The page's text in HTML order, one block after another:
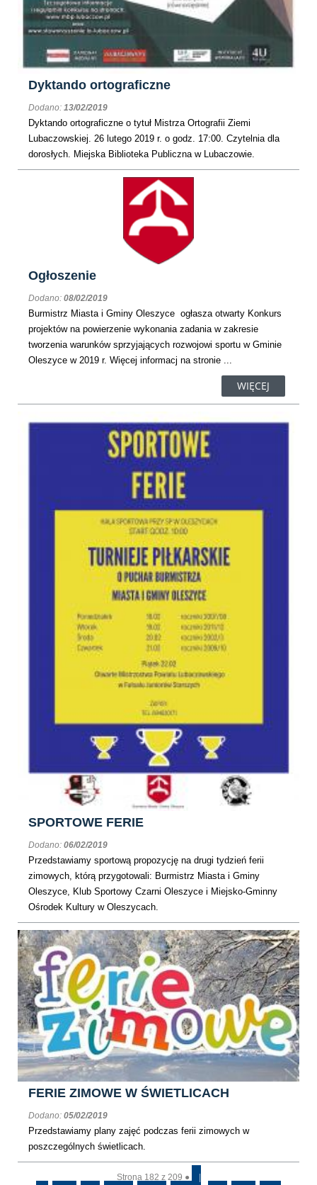
Dyktando ortograficzne
Dodano: 13/02/2019
Dyktando ortograficzne o tytuł Mistrza Ortografii Ziemi
Lubaczowskiej. 26 lutego 2019 r. o godz. 17:00. Czytelnia dla
dorosłych. Miejska Biblioteka Publiczna w Lubaczowie.
Ogłoszenie
Dodano: 08/02/2019
Burmistrz Miasta i Gminy Oleszyce ogłasza otwarty Konkurs
projektów na powierzenie wykonania zadania w zakresie
tworzenia warunków sprzyjających rozwojowi sportu w Gminie
Oleszyce w 2019 r. Więcej informacj na stronie ...
WIĘCEJ
SPORTOWE FERIE
Dodano: 06/02/2019
Przedstawiamy sportową propozycję na drugi tydzień ferii
zimowych, którą przygotowali: Burmistrz Miasta i Gminy
Oleszyce, Klub Sportowy Czarni Oleszyce i Miejsko-Gminny
Ośrodek Kultury w Oleszycach.
FERIE ZIMOWE W ŚWIETLICACH
Dodano: 05/02/2019
Przedstawiamy plany zajęć podczas ferii zimowych w
poszczególnych świetlicach.
Strona 182 z 209 ●